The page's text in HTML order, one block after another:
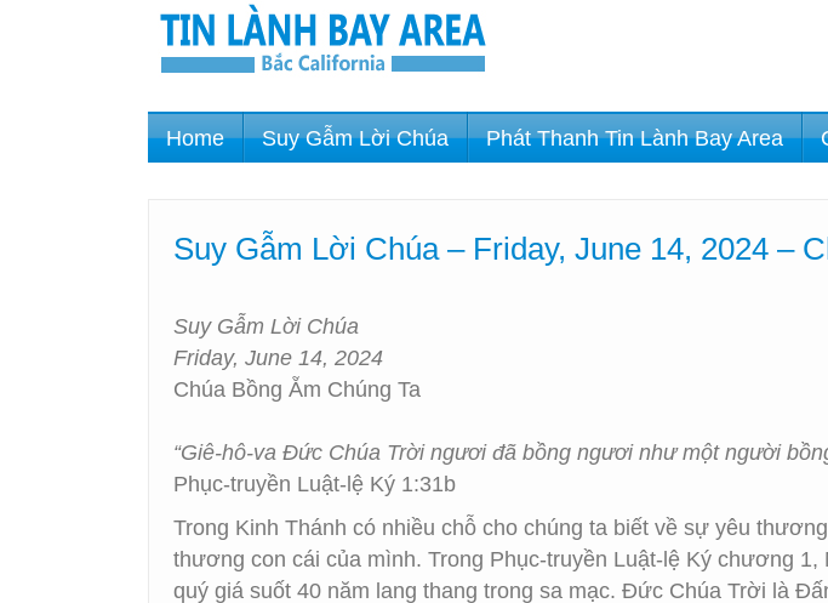
Home Suy Gẫm Lời Chúa Phát Thanh Tin Lành Bay Area
Suy Gẫm Lời Chúa – Friday, June 14, 2024 –
Suy Gẫm Lời Chúa
Friday, June 14, 2024
Chúa Bồng Ẵm Chúng Ta
“Giê-hô-va Đức Chúa Trời ngươi đã bồng ngươi như một người
Phục-truyền Luật-lệ Ký 1:31b
Trong Kinh Thánh có nhiều chỗ cho chúng ta biết về sự yêu
thương con cái của mình. Trong Phục-truyền Luật-lệ Ký chương
quý giá suốt 40 năm lang thang trong sa mạc. Đức Chúa Trời là